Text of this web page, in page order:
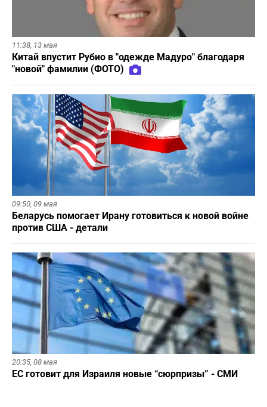
11:38, 13 мая
Китай впустит Рубио в "одежде Мадуро" благодаря
"новой" фамилии (ФОТО)
09:50, 09 мая
Беларусь помогает Ирану готовиться к новой войне
против США - детали
20:35, 08 мая
ЕС готовит для Израиля новые “сюрпризы” - СМИ